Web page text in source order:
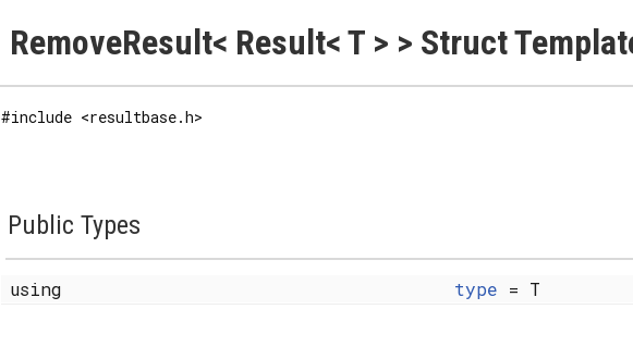
RemoveResult< Result< T > > Struct
#include <resultbase.h>
Public Types
using type = T